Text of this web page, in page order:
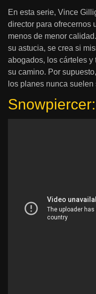
En esta serie, Vince
director para ofrecernos
menos de menor
su astucia, se crea si
abogados, los cárteles
su camino. Por
los planes nunca suelen